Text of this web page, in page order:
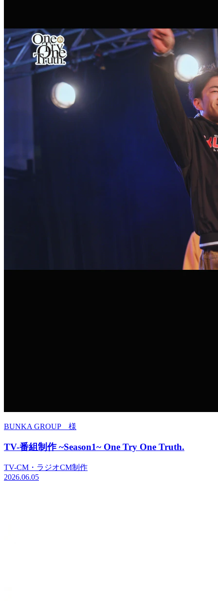
BUNKA GROUP 様
TV-番組制作 ~Season1~ One Try One Truth.
TV-CM・ラジオCM制作
2026.06.05